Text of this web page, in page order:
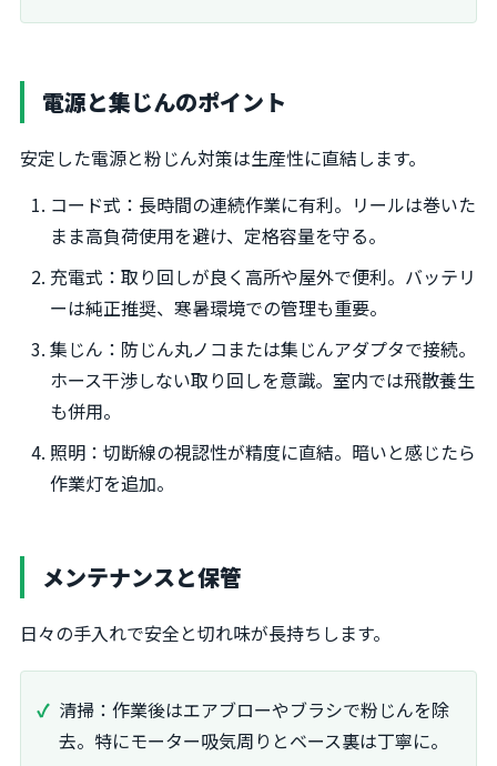
電源と集じんのポイント
安定した電源と粉じん対策は生産性に直結します。
コード式：長時間の連続作業に有利。リールは巻いた
まま高負荷使用を避け、定格容量を守る。
充電式：取り回しが良く高所や屋外で便利。バッテリ
ーは純正推奨、寒暑環境での管理も重要。
集じん：防じん丸ノコまたは集じんアダプタで接続。
ホース干渉しない取り回しを意識。室内では飛散養生
も併用。
照明：切断線の視認性が精度に直結。暗いと感じたら
作業灯を追加。
メンテナンスと保管
日々の手入れで安全と切れ味が長持ちします。
清掃：作業後はエアブローやブラシで粉じんを除
去。特にモーター吸気周りとベース裏は丁寧に。